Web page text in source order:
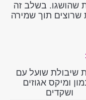
שהושגו. בשלב זה
שרוצים תוך שמירה
שיבולת שועל עם
ומיקס אגוזים
ושקדים